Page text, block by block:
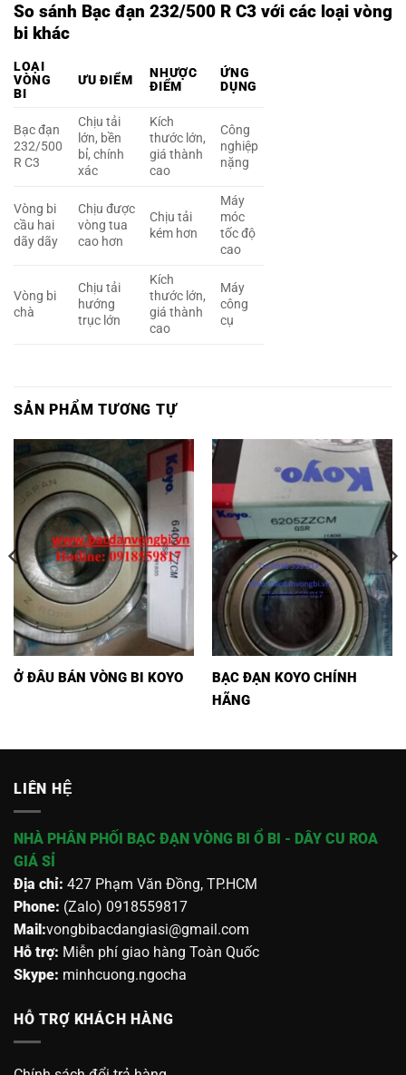
So sánh Bạc đạn 232/500 R C3 với các loại vòng
bi khác
LOẠI
VÒNG
BI
ƯU ĐIỂM
NHƯỢC
ĐIỂM
ỨNG
DỤNG
Bạc đạn
232/500
R C3
Chịu tải
lớn, bền
bỉ, chính
xác
Kích
thước lớn,
giá thành
cao
Công
nghiệp
nặng
Vòng bi
cầu hai
dãy dãy
Chịu được
vòng tua
cao hơn
Chịu tải
kém hơn
Máy
móc
tốc độ
cao
Vòng bi
chà
Chịu tải
hướng
trục lớn
Kích
thước lớn,
giá thành
cao
Máy
công
cụ
SẢN PHẨM TƯƠNG TỰ
Ở ĐÂU BÁN VÒNG BI KOYO
BẠC ĐẠN KOYO CHÍNH
HÃNG
LIÊN HỆ
NHÀ PHÂN PHỐI BẠC ĐẠN VÒNG BI Ổ BI - DÂY CU ROA
GIÁ SỈ
Địa chỉ: 427 Phạm Văn Đồng, TP.HCM
Phone: (Zalo) 0918559817
Mail:vongbibacdangiasi@gmail.com
Hỗ trợ: Miễn phí giao hàng Toàn Quốc
Skype: minhcuong.ngocha
HỖ TRỢ KHÁCH HÀNG